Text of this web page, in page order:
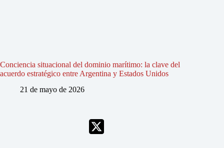
Conciencia situacional del dominio marítimo: la clave del
acuerdo estratégico entre Argentina y Estados Unidos
21 de mayo de 2026